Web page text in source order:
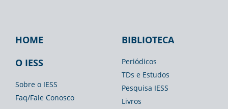
Footer
IESS
HOME
O IESS
Sobre o IESS
Faq/Fale Conosco
Footer
Biblioteca
BIBLIOTECA
Periódicos
TDs e Estudos
Pesquisa IESS
Livros
Footer
Espaço
Imprensa